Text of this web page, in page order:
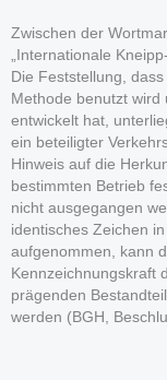
Zwischen der
„Internationale
Die Feststellung,
Methode benutzt
entwickelt hat,
ein beteiligter
Hinweis auf die
bestimmten Betrieb
nicht ausgegangen
identisches Zeichen
aufgenommen, kann
Kennzeichnungskraft
prägenden
werden (BGH,